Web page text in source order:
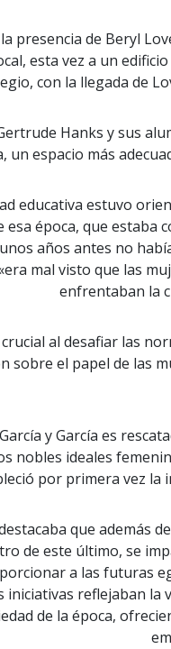
presencia de Beryl
esta vez a un
con la llegada de
Hanks y sus
un espacio más
educativa estuvo
época, que
años antes no
mal visto que las
enfrentaban la
al desafiar las
sobre el papel de las
y García es
nobles ideales
por primera vez la
que además
de este último, se
a las futuras
iniciativas reflejaban
de la época,